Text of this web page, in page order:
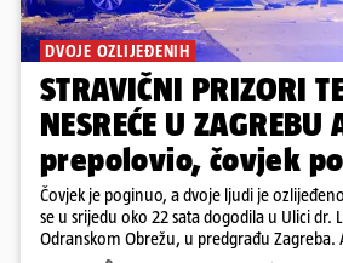
DVOJE OZLIJEĐENIH
STRAVIČNI PRIZORI
NESREĆE U
prepolovio, čovjek
Čovjek je poginuo, a dvoje ljudi je
se u srijedu oko 22 sata dogodila u Ulici dr.
Odranskom Obrežu, u predgrađu Zagreba.